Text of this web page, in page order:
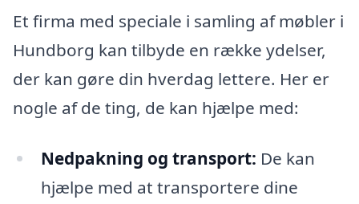
Et firma med speciale i samling af møbler i
Hundborg kan tilbyde en række ydelser,
der kan gøre din hverdag lettere. Her er
nogle af de ting, de kan hjælpe med:
Nedpakning og transport: De kan
hjælpe med at transportere dine